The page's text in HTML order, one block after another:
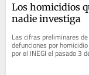
Los homicidios
nadie investiga
Las cifras preliminares de
defunciones por
por el INEGI el pasado 3
confirman que entre 2024